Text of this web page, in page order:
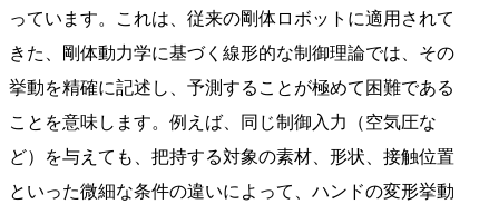
っています。これは、従来の剛体ロボットに適用されて
きた、剛体動力学に基づく線形的な制御理論では、その
挙動を精確に記述し、予測することが極めて困難である
ことを意味します。例えば、同じ制御入力（空気圧な
ど）を与えても、把持する対象の素材、形状、接触位置
といった微細な条件の違いによって、ハンドの変形挙動